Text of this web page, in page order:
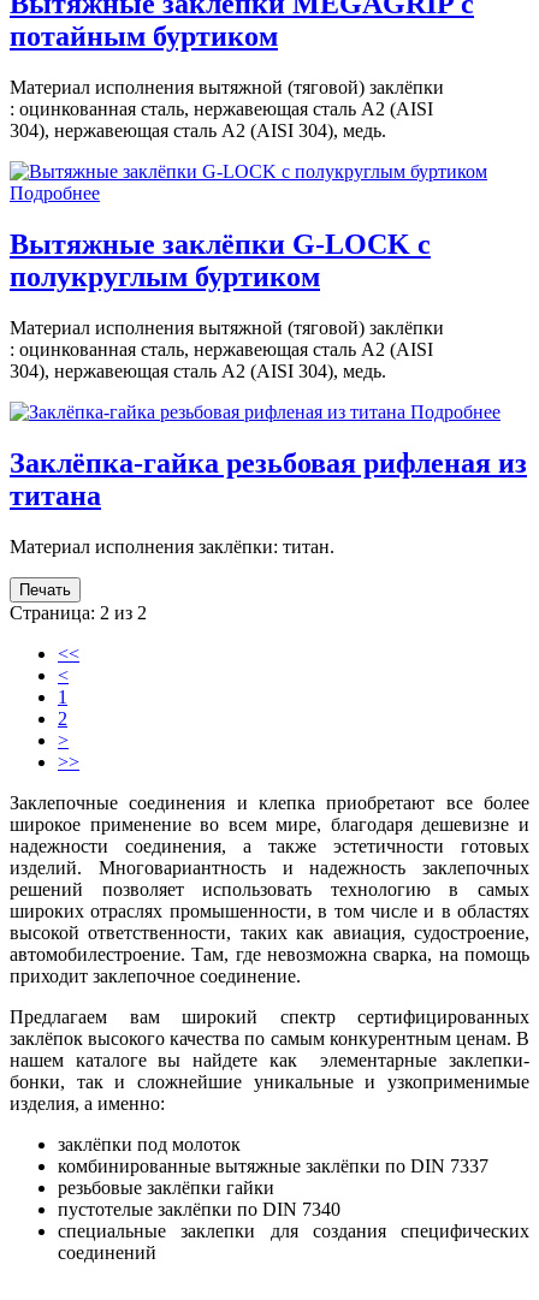
потайным буртиком
Материал исполнения вытяжной (тяговой) заклёпки
: оцинкованная сталь, нержавеющая сталь A2 (AISI
304), нержавеющая сталь A2 (AISI 304), медь.
Подробнее
Вытяжные заклёпки G-LOCK с
полукруглым буртиком
Материал исполнения вытяжной (тяговой) заклёпки
: оцинкованная сталь, нержавеющая сталь A2 (AISI
304), нержавеющая сталь A2 (AISI 304), медь.
Подробнее
Заклёпка-гайка резьбовая рифленая из
титана
Материал исполнения заклёпки: титан.
Печать
Страница: 2 из 2
<<
<
1
2
>
>>
Заклепочные соединения и клепка приобретают все более
широкое применение во всем мире, благодаря дешевизне и
надежности соединения, а также эстетичности готовых
изделий. Многовариантность и надежность заклепочных
решений позволяет использовать технологию в самых
широких отраслях промышенности, в том числе и в областях
высокой ответственности, таких как авиация, судостроение,
автомобилестроение. Там, где невозможна сварка, на помощь
приходит заклепочное соединение.
Предлагаем вам широкий спектр сертифицированных
заклёпок высокого качества по самым конкурентным ценам. В
нашем каталоге вы найдете как элементарные заклепки-
бонки, так и сложнейшие уникальные и узкоприменимые
изделия, а именно:
заклёпки под молоток
комбинированные вытяжные заклёпки по DIN 7337
резьбовые заклёпки гайки
пустотелые заклёпки по DIN 7340
специальные заклепки для создания специфических
соединений